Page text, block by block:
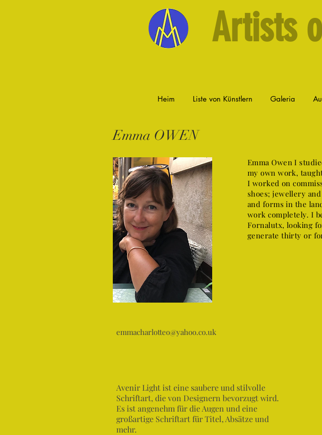
Artists
Heim Liste von Künstlern Galeria
Emma OWEN
Emma Owen I
my own work,
I worked on
shoes; jewellery
and forms in the
work completely. I
Fornalutx, looking
generate thirty or
emmacharlotteo@yahoo.co.uk
Avenir Light ist eine saubere und stilvolle
Schriftart, die von Designern bevorzugt wird.
Es ist angenehm für die Augen und eine
großartige Schriftart für Titel, Absätze und
mehr.